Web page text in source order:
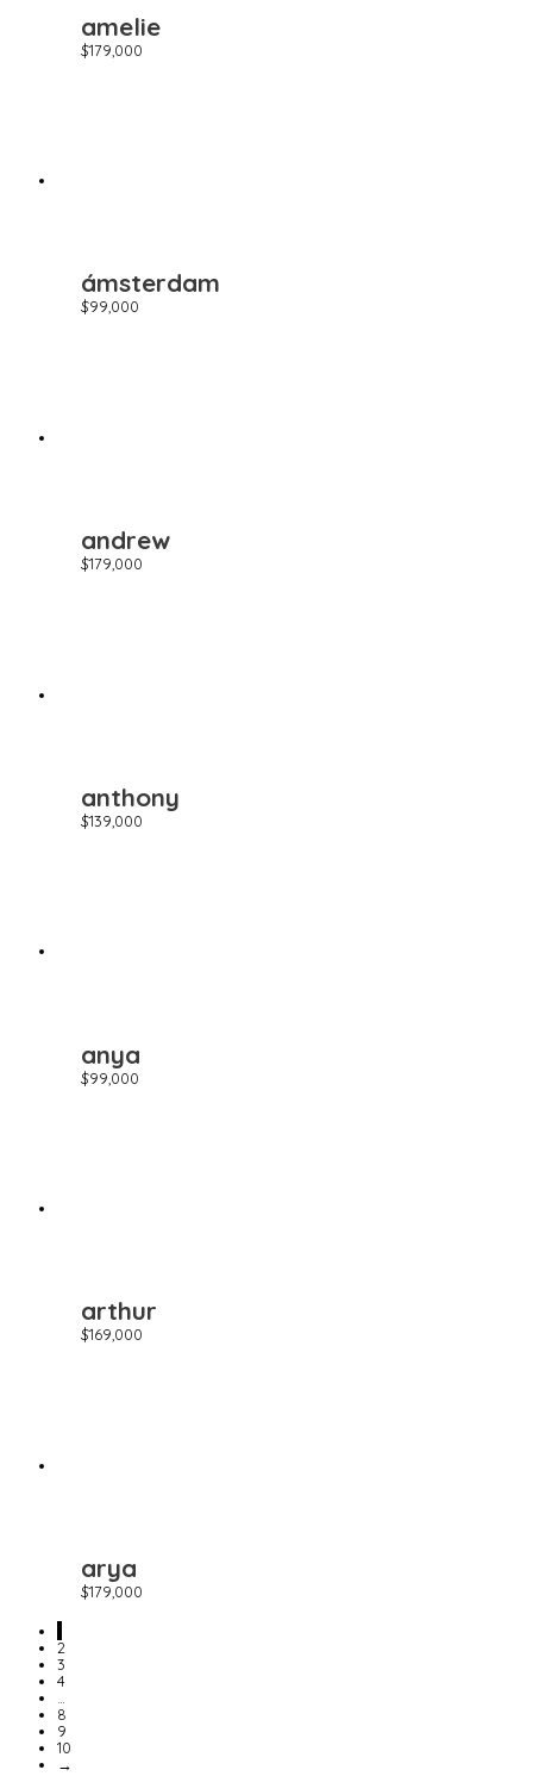
amelie
$179,000
ámsterdam
$99,000
andrew
$179,000
anthony
$139,000
anya
$99,000
arthur
$169,000
arya
$179,000
2
3
4
…
8
9
10
→